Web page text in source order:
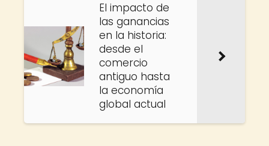
El impacto de
las ganancias
en la historia:
desde el
comercio
antiguo hasta
la economía
global actual